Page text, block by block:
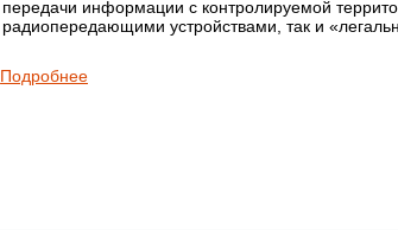
передачи информации с контролируемой
радиопередающими устройствами, так и
Подробнее